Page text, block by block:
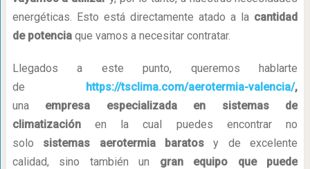
energéticas. Esto está directamente atado a la cantidad
de potencia que vamos a necesitar contratar.
Llegados a este punto, queremos hablarte
de https://tsclima.com/aerotermia-valencia/,
una empresa especializada en sistemas de
climatizaciónen la cual puedes encontrar no
solo sistemas aerotermia baratosy de excelente
calidad, sino también un gran equipo que puede